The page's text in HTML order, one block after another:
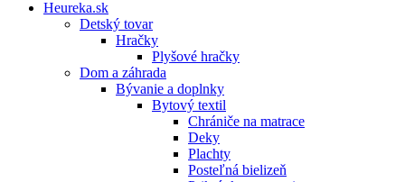
Heureka.sk
Detský tovar
Hračky
Plyšové hračky
Dom a záhrada
Bývanie a doplnky
Bytový textil
Chrániče na matrace
Deky
Plachty
Posteľná bielizeň